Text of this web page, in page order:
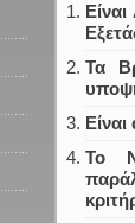
Τα
Το